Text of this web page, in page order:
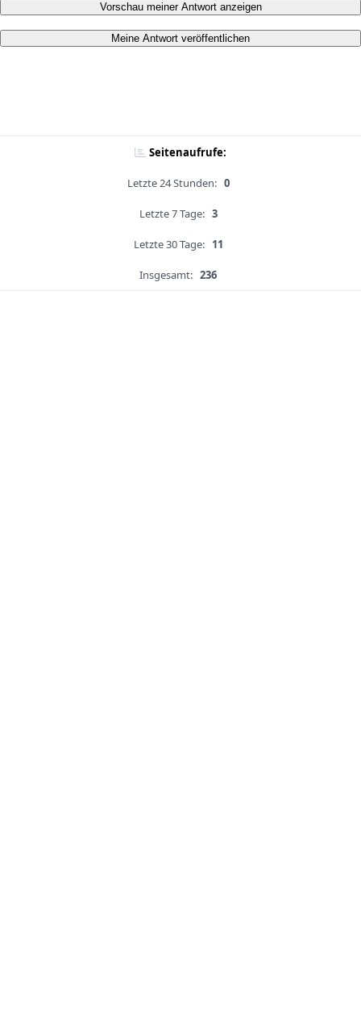
Vorschau meiner Antwort anzeigen
Meine Antwort veröffentlichen
Seitenaufrufe:
Letzte 24 Stunden: 0
Letzte 7 Tage: 3
Letzte 30 Tage: 11
Insgesamt: 236